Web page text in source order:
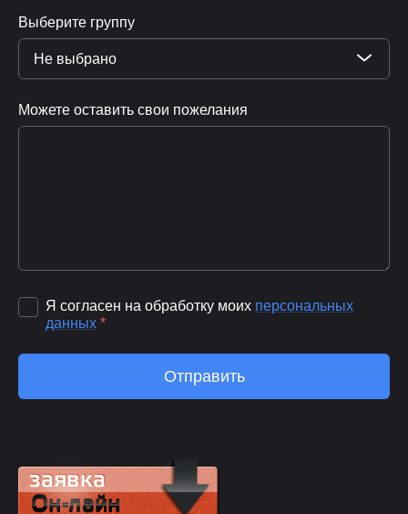
Выберите группу
Не выбрано
Можете оставить свои пожелания
Я согласен на обработку моих персональных
данных *
Отправить